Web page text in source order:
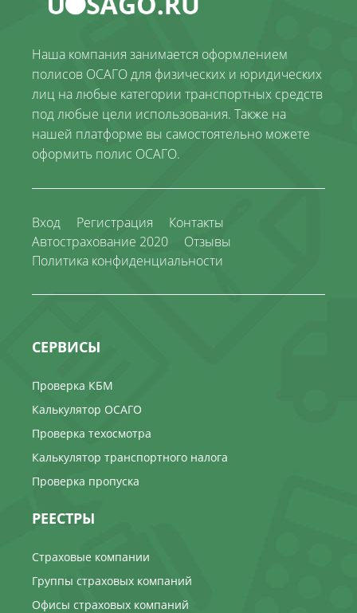
Наша компания занимается оформлением
полисов ОСАГО для физических и юридических
лиц на любые категории транспортных средств
под любые цели использования. Также на
нашей платформе вы самостоятельно можете
оформить полис ОСАГО.
Вход Регистрация
Контакты
Автострахование 2020
Отзывы
Политика конфиденциальности
СЕРВИСЫ
Проверка КБМ
Калькулятор ОСАГО
Проверка техосмотра
Калькулятор транспортного налога
Проверка пропуска
РЕЕСТРЫ
Страховые компании
Группы страховых компаний
Офисы страховых компаний